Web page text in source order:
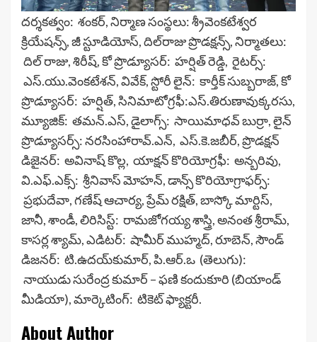
ద‌ర్శ‌క‌త్వం: శంక‌ర్, నిర్మాణ సంస్థ‌లు: శ‌్రీవెంక‌టేశ్వ‌ర
క్రియేష‌న్స్‌, జీ స్టూడియోస్‌, దిల్‌రాజు ప్రొడ‌క్ష‌న్స్‌, నిర్మాత‌లు:
దిల్ రాజు, శిరీష్‌, కో ప్రొడ్యూస‌ర్‌: హ‌ర్షిత్ రెడ్డి, రైట‌ర్స్‌:
ఎస్‌.యు.వెంక‌టేశ‌న్‌, వివేక్‌, స్టోరీ లైన్‌: కార్తీక్ సుబ్బ‌రాజ్‌, కో
ప్రొడ్యూస‌ర్‌: హ‌ర్షిత్‌, సినిమాటోగ్ర‌ఫీ:ఎస్‌.తిరుణావుక్క‌ర‌సు,
మ్యూజిక్‌: త‌మ‌న్.ఎస్‌, డైలాగ్స్‌: సాయిమాధ‌వ్ బుర్రా, లైన్
ప్రొడ్యూస‌ర్స్‌: న‌ర‌సింహారావ్‌.ఎన్‌, ఎస్‌.కె.జ‌బీర్‌, ప్రొడ‌క్ష‌న్
డిజైన‌ర్‌: అవినాష్ కొల్ల‌, యాక్ష‌న్ కొరియోగ్రఫీ: అన్బ‌రివు,
వి.ఎఫ్‌.ఎక్స్‌: శ్రీనివాస్ మోహ‌న్‌, డాన్స్ కొరియోగ్రాఫ‌ర్స్‌:
ప్ర‌భుదేవా, గ‌ణేష్ ఆచార్య‌, ప్రేమ్ ర‌క్షిత్‌, బాస్కో మార్టిస్,
జానీ, శాండీ, లిరిసిస్ట్‌: రామ‌జోగ‌య్య శాస్త్రి, అనంత శ్రీరామ్‌,
కాస‌ర్ల శ్యామ్‌, ఎడిట‌ర్‌: షామీర్ ముహ్మ‌ద్, రూబెన్‌, సౌండ్
డిజ‌న‌ర్‌: టి.ఉద‌య్‌కుమార్‌, పి.ఆర్.ఒ (తెలుగు):
నాయుడు సురేంద్ర కుమార్ – ఫ‌ణి కందుకూరి (బియాండ్
మీడియా), మార్కెటింగ్: టికెట్ ఫ్యాక్ట‌రీ.
About Author